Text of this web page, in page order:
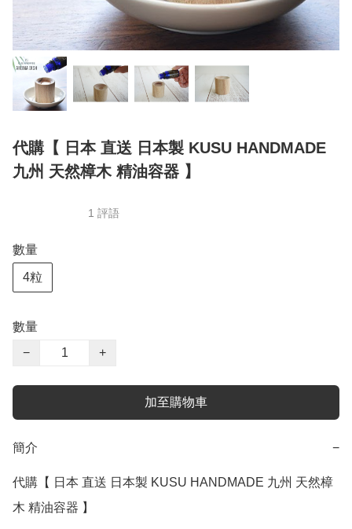
代購【 日本 直送 日本製 KUSU HANDMADE
九州 天然樟木 精油容器 】
1 評語
數量
4粒
數量
−
+
加至購物車
簡介 −
代購【 日本 直送 日本製 KUSU HANDMADE 九州 天然樟
木 精油容器 】